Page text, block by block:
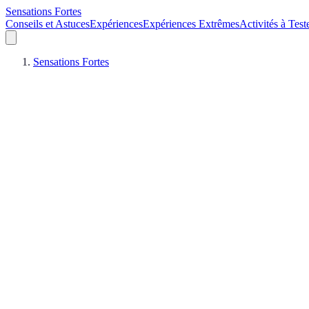
Sensations Fortes
Conseils et AstucesExpériencesExpériences ExtrêmesActivités à
Sensations Fortes